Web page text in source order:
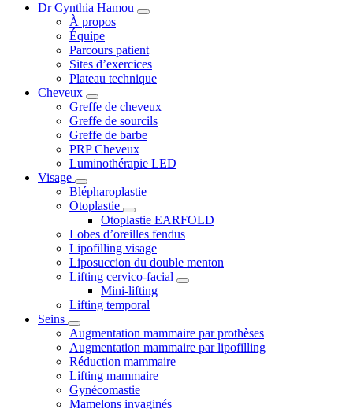
Dr Cynthia Hamou
À propos
Équipe
Parcours patient
Sites d’exercices
Plateau technique
Cheveux
Greffe de cheveux
Greffe de sourcils
Greffe de barbe
PRP Cheveux
Luminothérapie LED
Visage
Blépharoplastie
Otoplastie
Otoplastie EARFOLD
Lobes d’oreilles fendus
Lipofilling visage
Liposuccion du double menton
Lifting cervico-facial
Mini-lifting
Lifting temporal
Seins
Augmentation mammaire par prothèses
Augmentation mammaire par lipofilling
Réduction mammaire
Lifting mammaire
Gynécomastie
Mamelons invaginés